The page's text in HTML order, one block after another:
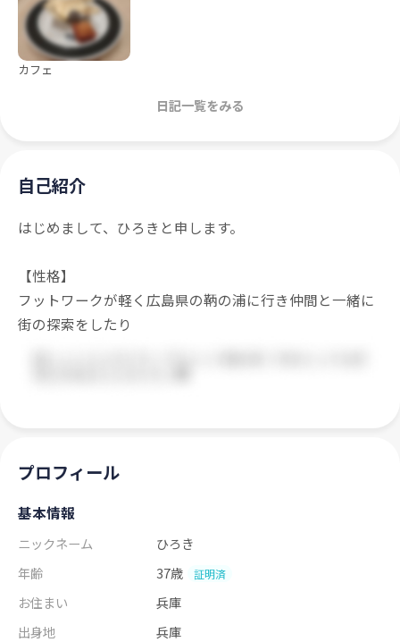
カフェ
日記一覧をみる
自己紹介
はじめまして、ひろきと申します。
【性格】
フットワークが軽く広島県の鞆の浦に行き仲間と一緒に
街の探索をしたり
プロフィール
基本情報
ニックネーム
ひろき
年齢
37歳 証明済
お住まい
兵庫
出身地
兵庫